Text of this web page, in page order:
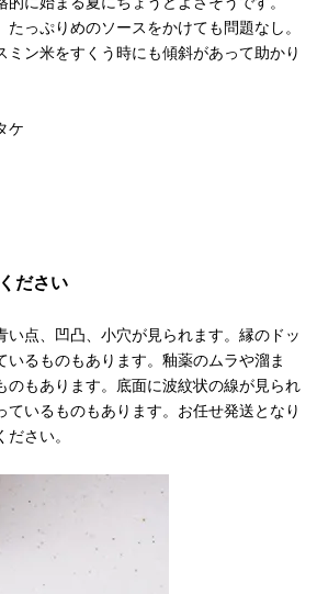
っぷりめのソースをかけても問題なし。
ミン米をすくう時にも傾斜があって助かり
ケ
ださい
い点、凹凸、小穴が見られます。縁のドッ
いるものもあります。釉薬のムラや溜ま
のもあります。底面に波紋状の線が見られ
ているものもあります。お任せ発送となり
さい。